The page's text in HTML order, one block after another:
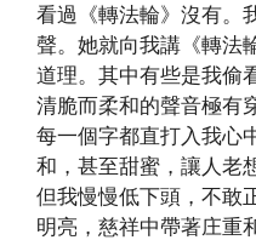
看過《轉法輪》沒有。
聲。她就向我講《轉法
道理。其中有些是我偷
清脆而柔和的聲音極有
每一個字都直打入我心
和，甚至甜蜜，讓人老
但我慢慢低下頭，不敢
明亮，慈祥中帶著庄重